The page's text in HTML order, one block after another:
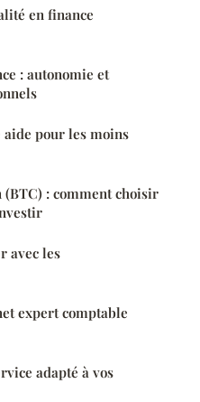
en finance
: autonomie et
pour les moins
: comment choisir
avec les
expert comptable
adapté à vos